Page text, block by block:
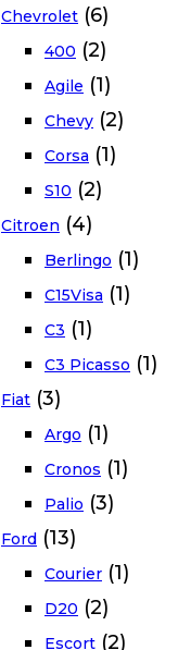
Chevrolet (6)
400 (2)
Agile (1)
Chevy (2)
Corsa (1)
S10 (2)
Citroen (4)
Berlingo (1)
C15Visa (1)
C3 (1)
C3 Picasso (1)
Fiat (3)
Argo (1)
Cronos (1)
Palio (3)
Ford (13)
Courier (1)
D20 (2)
Escort (2)